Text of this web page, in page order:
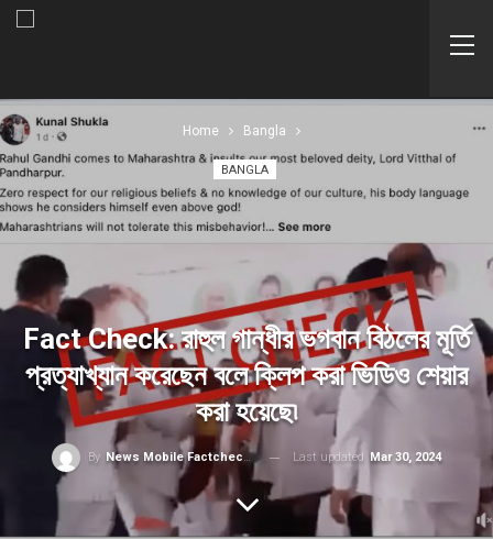
Home Bangla
BANGLA
Fact Check: রাহুল গান্ধীর ভগবান বিঠলের মূর্তি
প্রত্যাখ্যান করেছেন বলে ক্লিপ করা ভিডিও শেয়ার
করা হয়েছে৷
By News Mobile Factcheck Bureau Last updated Mar 30, 2024